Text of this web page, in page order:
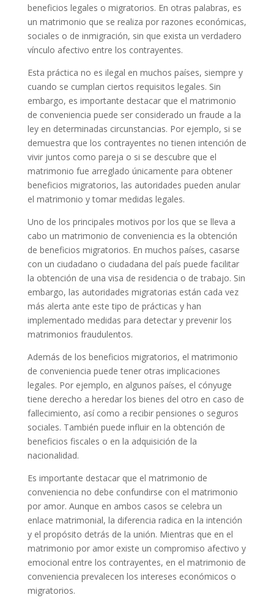
beneficios legales o migratorios. En otras palabras, es
un matrimonio que se realiza por razones económicas,
sociales o de inmigración, sin que exista un verdadero
vínculo afectivo entre los contrayentes.
Esta práctica no es ilegal en muchos países, siempre y
cuando se cumplan ciertos requisitos legales. Sin
embargo, es importante destacar que el matrimonio
de conveniencia puede ser considerado un fraude a la
ley en determinadas circunstancias. Por ejemplo, si se
demuestra que los contrayentes no tienen intención de
vivir juntos como pareja o si se descubre que el
matrimonio fue arreglado únicamente para obtener
beneficios migratorios, las autoridades pueden anular
el matrimonio y tomar medidas legales.
Uno de los principales motivos por los que se lleva a
cabo un matrimonio de conveniencia es la obtención
de beneficios migratorios. En muchos países, casarse
con un ciudadano o ciudadana del país puede facilitar
la obtención de una visa de residencia o de trabajo. Sin
embargo, las autoridades migratorias están cada vez
más alerta ante este tipo de prácticas y han
implementado medidas para detectar y prevenir los
matrimonios fraudulentos.
Además de los beneficios migratorios, el matrimonio
de conveniencia puede tener otras implicaciones
legales. Por ejemplo, en algunos países, el cónyuge
tiene derecho a heredar los bienes del otro en caso de
fallecimiento, así como a recibir pensiones o seguros
sociales. También puede influir en la obtención de
beneficios fiscales o en la adquisición de la
nacionalidad.
Es importante destacar que el matrimonio de
conveniencia no debe confundirse con el matrimonio
por amor. Aunque en ambos casos se celebra un
enlace matrimonial, la diferencia radica en la intención
y el propósito detrás de la unión. Mientras que en el
matrimonio por amor existe un compromiso afectivo y
emocional entre los contrayentes, en el matrimonio de
conveniencia prevalecen los intereses económicos o
migratorios.